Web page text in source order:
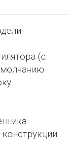
(с